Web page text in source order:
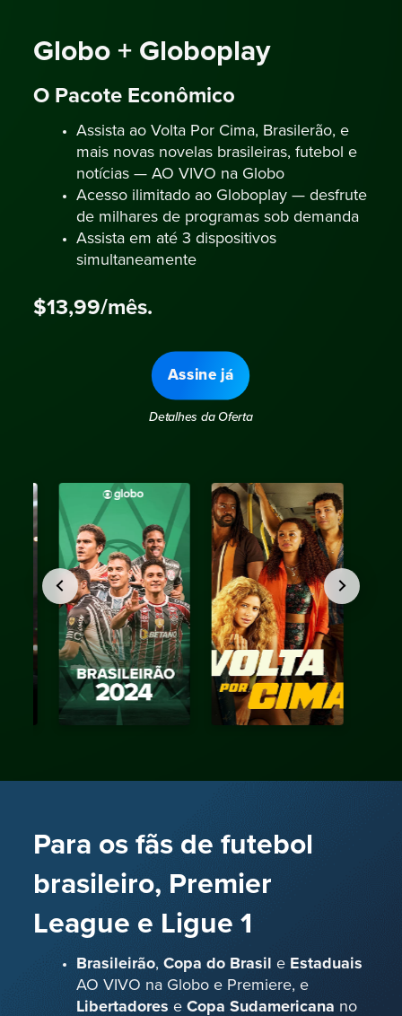
Globo + Globoplay
O Pacote Econômico
Assista ao Volta Por Cima, Brasilerão, e
mais novas novelas brasileiras, futebol e
notícias — AO VIVO na Globo
Acesso ilimitado ao Globoplay — desfrute
de milhares de programas sob demanda
Assista em até 3 dispositivos
simultaneamente
$13,99/mês.
Assine já
Detalhes da Oferta
Para os fãs de futebol
brasileiro, Premier
League e Ligue 1
Brasileirão,Copa do Brasil e Estaduais
AO VIVO na Globo e Premiere, e
LibertadoreseCopa Sudamericana no